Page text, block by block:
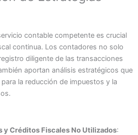
contable competente es crucial
continua. Los contadores no solo
diligente de las transacciones
aportan análisis estratégicos que
la reducción de impuestos y la
Créditos Fiscales No Utilizados: